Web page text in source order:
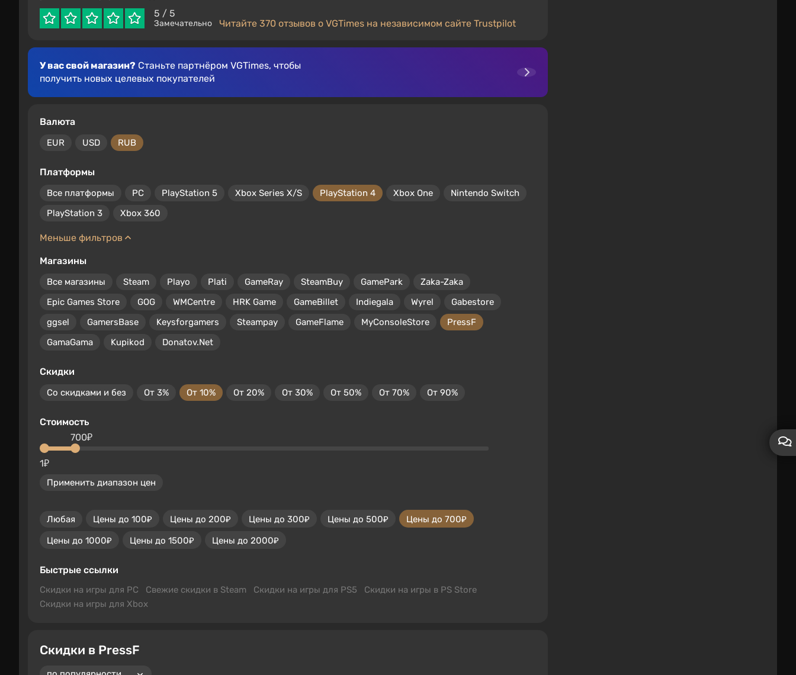
5 / 5
Замечательно Читайте 370 отзывов о VGTimes на независимом сайте Trustpilot
У вас свой магазин? Станьте партнёром VGTimes, чтобы
получить новых целевых покупателей
Валюта
EUR USD RUB
Платформы
Все платформы PC PlayStation 5 Xbox Series X/S PlayStation 4 Xbox One
Nintendo Switch
PlayStation 3
Xbox 360
Меньше фильтров
Магазины
Все магазины Steam Playo Plati GameRay SteamBuy GamePark
Zaka-Zaka
Epic Games Store
GOG WMCentre HRK Game GameBillet Indiegala Wyrel
Gabestore
ggsel
GamersBase Keysforgamers Steampay GameFlame MyConsoleStore
PressF
GamaGama
Kupikod Donatov.Net
Скидки
Со скидками и без От 3% От 10% От 20% От 30% От 50% От 70% От 90%
Стоимость
1₽
700₽
Применить диапазон цен
Любая Цены до 100₽ Цены до 200₽ Цены до 300₽ Цены до 500₽
Цены до 700₽
Цены до 1000₽
Цены до 1500₽ Цены до 2000₽
Быстрые ссылки
Скидки на игры для PC Свежие скидки в Steam Скидки на игры для PS5
Скидки на игры в PS Store
Скидки на игры для Xbox
Скидки в PressF